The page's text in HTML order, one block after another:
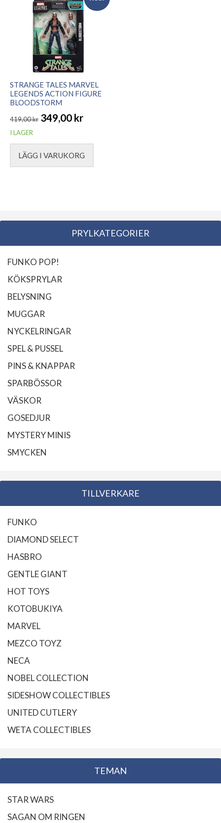
STRANGE TALES MARVEL
LEGENDS ACTION FIGURE
BLOODSTORM
419,00kr
Det
ursprungliga
priset
349,00 kr
Det
nuvarande
priset
I LAGER
LÄGG I VARUKORG
PRYLKATEGORIER
FUNKO POP!
KÖKSPRYLAR
BELYSNING
MUGGAR
NYCKELRINGAR
SPEL & PUSSEL
PINS & KNAPPAR
SPARBÖSSOR
VÄSKOR
GOSEDJUR
MYSTERY MINIS
SMYCKEN
TILLVERKARE
FUNKO
DIAMOND SELECT
HASBRO
GENTLE GIANT
HOT TOYS
KOTOBUKIYA
MARVEL
MEZCO TOYZ
NECA
NOBEL COLLECTION
SIDESHOW COLLECTIBLES
UNITED CUTLERY
WETA COLLECTIBLES
TEMAN
STAR WARS
SAGAN OM RINGEN